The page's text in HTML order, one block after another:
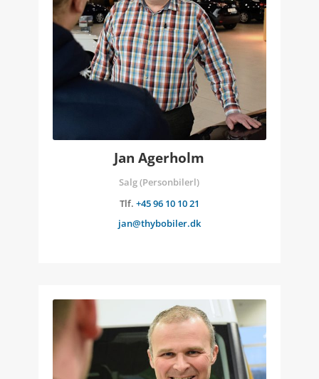
Jan Agerholm
Salg (Personbilerl)
Tlf. +45 96 10 10 21
jan@thybobiler.dk